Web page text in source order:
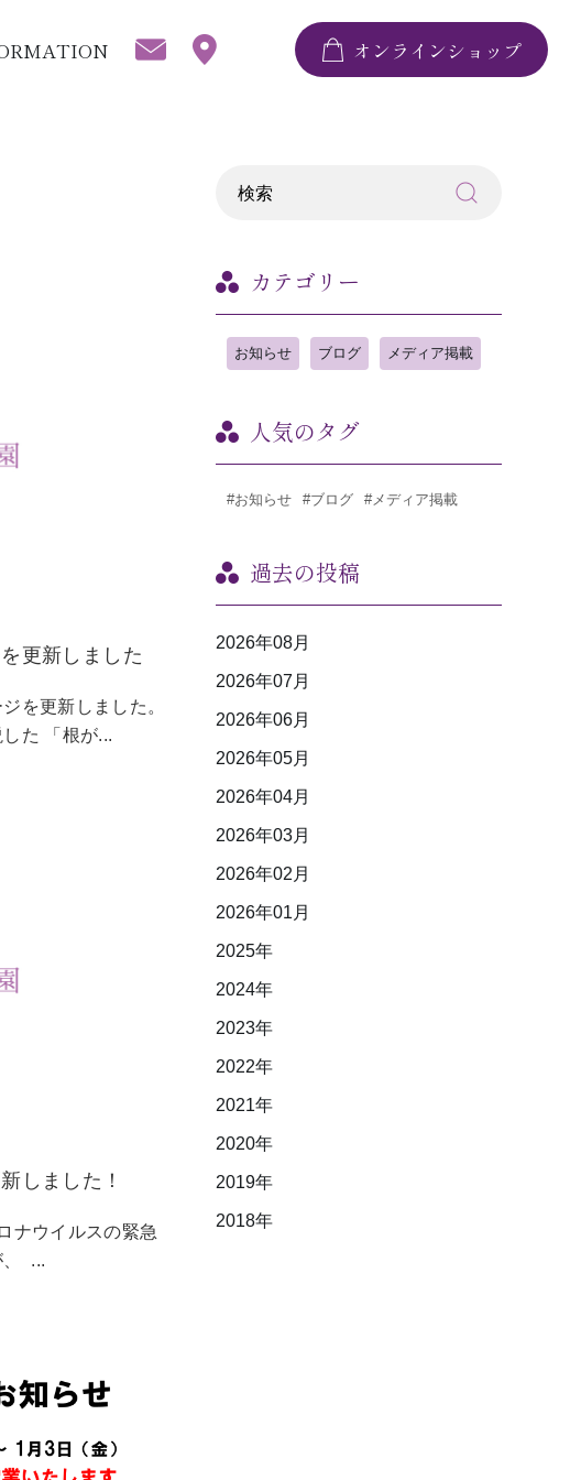
オンラインショップ
更新しました
を更新しました。
た 「根が...
しました！
ナウイルスの緊急
、 ...
カテゴリー
お知らせ ブログ メディア掲載
人気のタグ
#お知らせ #ブログ #メディア掲載
過去の投稿
2026年08月
2026年07月
2026年06月
2026年05月
2026年04月
2026年03月
2026年02月
2026年01月
2025年
2024年
2023年
2022年
2021年
2020年
2019年
2018年